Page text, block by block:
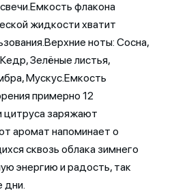
флакона
жидкости хватит
ноты: Сосна,
Зелёные листья,
Мускус.Емкость
примерно 12
цитруса заряжают
аромат напоминает о
сквозь облака зимнего
энергию и радость, так
дни.